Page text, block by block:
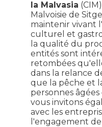
la Malvasia
Malvoisie de
maintenir vivant
culturel et
la qualité du
entités sont
retombées
dans la relance
que la pêche et
personnes âgées
vous invitons
avec les
l'engagement